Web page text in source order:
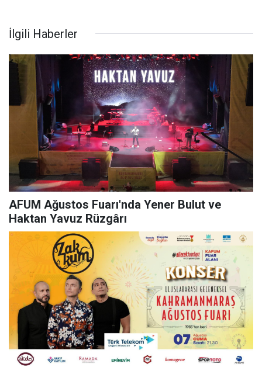
İlgili Haberler
AFUM Ağustos Fuarı'nda Yener Bulut ve
Haktan Yavuz Rüzgârı